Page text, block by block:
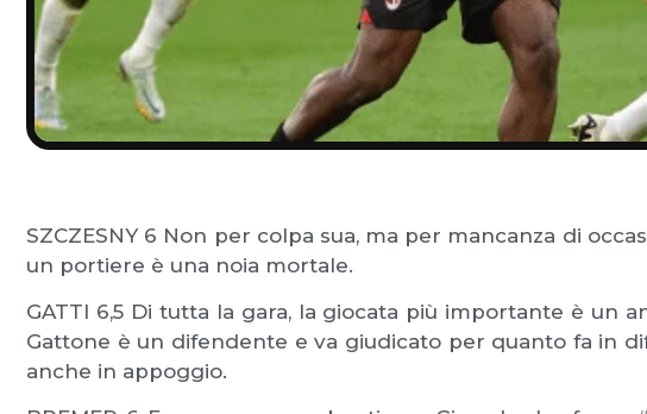
SZCZESNY 6 Non per colpa sua, ma per mancanza di
un portiere è una noia mortale.
GATTI 6,5 Di tutta la gara, la giocata più importante è un
Gattone è un difendente e va giudicato per quanto fa in
anche in appoggio.